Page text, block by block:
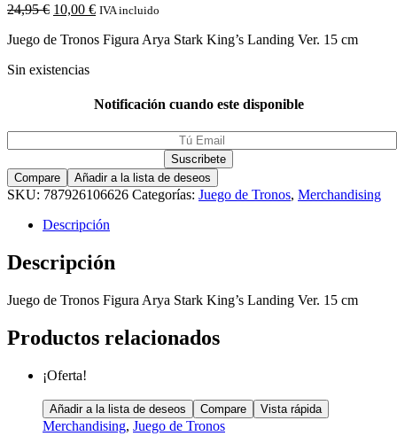
24,95€ 10,00 € IVA incluido
Juego de Tronos Figura Arya Stark King’s Landing Ver. 15 cm
Sin existencias
Notificación cuando este disponible
Compare Añadir a la lista de deseos
SKU: 787926106626 Categorías: Juego de Tronos, Merchandising
Descripción
Descripción
Juego de Tronos Figura Arya Stark King’s Landing Ver. 15 cm
Productos relacionados
¡Oferta!
Añadir a la lista de deseos Compare Vista rápida
Merchandising, Juego de Tronos